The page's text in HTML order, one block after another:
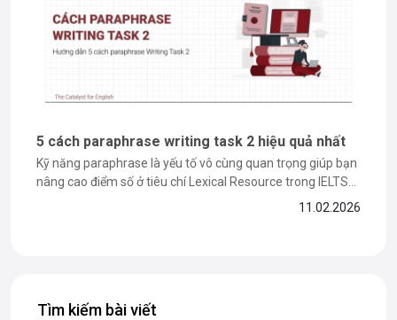
Tìm kiếm bài viết
5 cách paraphrase writing task 2 hiệu quả nhất
Kỹ năng paraphrase là yếu tố vô cùng quan trọng giúp bạn
nâng cao điểm số ở tiêu chí Lexical Resource trong IELTS
Writing Task 2. Chính vì vậy, trong bài viết này, The Catalyst
11.02.2026